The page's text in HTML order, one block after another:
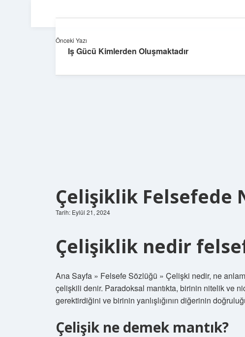
Çelişiklik Felsefede
Tarih: Eylül 21, 2024
Çelişiklik nedir
Ana Sayfa » Felsefe Sözlüğü » Çelişki nedir, ne
çelişkili denir. Paradoksal mantıkta, birinin nitelik ve
gerektirdiğini ve birinin yanlışlığının diğerinin
Çelişik ne demek mantık?
Önceki Yazı
Iş Gücü Kimlerden Oluşmaktadır